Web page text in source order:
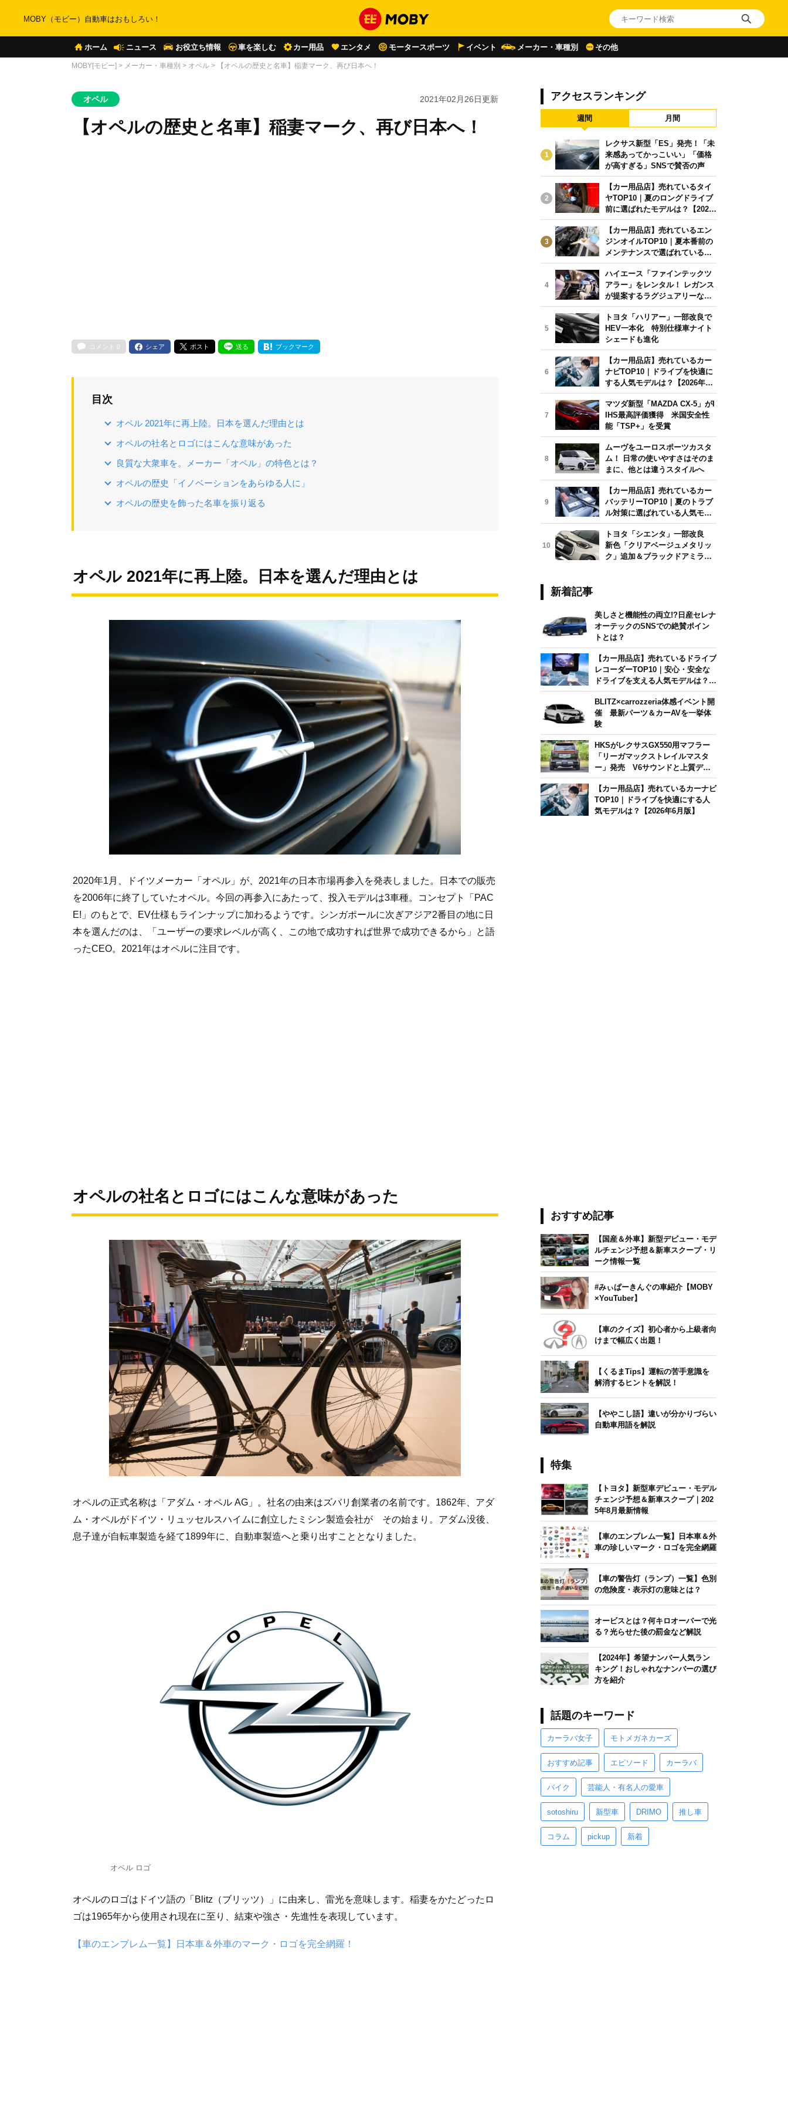
MOBY（モビー）自動車はおもしろい！
ホーム ニュース お役立ち情報 車を楽しむ カー用品 エンタメ モータースポーツ イベント メーカー・車種別 その他
MOBY[モビー] > メーカー・車種別 > オペル > 【オペルの歴史と名車】稲妻マーク、再び日本へ！
オペル 2021年02月26日更新
【オペルの歴史と名車】稲妻マーク、再び日本へ！
コメント 0 シェア ポスト 送る ブックマーク
目次
オペル 2021年に再上陸。日本を選んだ理由とは
オペルの社名とロゴにはこんな意味があった
良質な大衆車を。メーカー「オペル」の特色とは？
オペルの歴史「イノベーションをあらゆる人に」
オペルの歴史を飾った名車を振り返る
オペル 2021年に再上陸。日本を選んだ理由とは
2020年1月、ドイツメーカー「オペル」が、2021年の日本市場再参入を発表しました。日本での販売
を2006年に終了していたオペル。今回の再参入にあたって、投入モデルは3車種。コンセプト「PAC
E!」のもとで、EV仕様もラインナップに加わるようです。シンガポールに次ぎアジア2番目の地に日
本を選んだのは、「ユーザーの要求レベルが高く、この地で成功すれば世界で成功できるから」と語
ったCEO。2021年はオペルに注目です。
オペルの社名とロゴにはこんな意味があった
オペルの正式名称は「アダム・オペル AG」。社名の由来はズバリ創業者の名前です。1862年、アダ
ム・オペルがドイツ・リュッセルスハイムに創立したミシン製造会社が その始まり。アダム没後、
息子達が自転車製造を経て1899年に、自動車製造へと乗り出すこととなりました。
オペル ロゴ
オペルのロゴはドイツ語の「Blitz（ブリッツ）」に由来し、雷光を意味します。稲妻をかたどったロ
ゴは1965年から使用され現在に至り、結束や強さ・先進性を表現しています。
【車のエンブレム一覧】日本車＆外車のマーク・ロゴを完全網羅！
アクセスランキング
週間 月間
1
レクサス新型「ES」発売！「未
来感あってかっこいい」「価格
が高すぎる」SNSで賛否の声
2
【カー用品店】売れているタイ
ヤTOP10｜夏のロングドライブ
前に選ばれたモデルは？【2026
年6月版】
3
【カー用品店】売れているエン
ジンオイルTOP10｜夏本番前の
メンテナンスで選ばれている人
気モデルは？【2026年6月版】
4
ハイエース「ファインテックツ
アラー」をレンタル！ レガンス
が提案するラグジュアリーな移
動体験
5
トヨタ「ハリアー」一部改良で
HEV一本化 特別仕様車ナイト
シェードも進化
6
【カー用品店】売れているカー
ナビTOP10｜ドライブを快適に
する人気モデルは？【2026年6
月版】
7
マツダ新型「MAZDA CX-5」がI
IHS最高評価獲得 米国安全性
能「TSP+」を受賞
8
ムーヴをユーロスポーツカスタ
ム！ 日常の使いやすさはそのま
まに、他とは違うスタイルへ
9
【カー用品店】売れているカー
バッテリーTOP10｜夏のトラブ
ル対策に選ばれている人気モデ
ルは？【2026年6月版】
10
トヨタ「シエンタ」一部改良
新色「クリアベージュメタリッ
ク」追加＆ブラックドアミラー
新着記事
美しさと機能性の両立!?日産セレナ
オーテックのSNSでの絶賛ポイン
トとは？
【カー用品店】売れているドライブ
レコーダーTOP10｜安心・安全な
ドライブを支える人気モデルは？
【2026年6月版】
BLITZ×carrozzeria体感イベント開
催 最新パーツ＆カーAVを一挙体
験
HKSがレクサスGX550用マフラー
「リーガマックストレイルマスタ
ー」発売 V6サウンドと上質デザ
インを両立
【カー用品店】売れているカーナビ
TOP10｜ドライブを快適にする人
気モデルは？【2026年6月版】
おすすめ記事
【国産＆外車】新型デビュー・モデ
ルチェンジ予想＆新車スクープ・リ
ーク情報一覧
#みぃぱーきんぐの車紹介【MOBY
×YouTuber】
【車のクイズ】初心者から上級者向
けまで幅広く出題！
【くるまTips】運転の苦手意識を
解消するヒントを解説！
【ややこし語】違いが分かりづらい
自動車用語を解説
特集
【トヨタ】新型車デビュー・モデル
チェンジ予想＆新車スクープ｜202
5年8月最新情報
【車のエンブレム一覧】日本車＆外
車の珍しいマーク・ロゴを完全網羅
【車の警告灯（ランプ）一覧】色別
の危険度・表示灯の意味とは？
オービスとは？何キロオーバーで光
る？光らせた後の罰金など解説
【2024年】希望ナンバー人気ラン
キング！おしゃれなナンバーの選び
方を紹介
話題のキーワード
カーラバ女子 モトメガネカーズ
おすすめ記事 エピソード カーラバ
バイク 芸能人・有名人の愛車
sotoshiru 新型車 DRIMO 推し車
コラム pickup 新着